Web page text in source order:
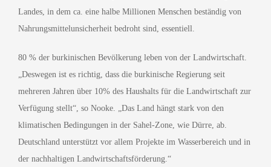
Landes, in dem ca. eine halbe Millionen Menschen beständig von
Nahrungsmittelunsicherheit bedroht sind, essentiell.
80 % der burkinischen Bevölkerung leben von der Landwirtschaft.
„Deswegen ist es richtig, dass die burkinische Regierung seit
mehreren Jahren über 10% des Haushalts für die Landwirtschaft zur
Verfügung stellt“, so Nooke. „Das Land hängt stark von den
klimatischen Bedingungen in der Sahel-Zone, wie Dürre, ab.
Deutschland unterstützt vor allem Projekte im Wasserbereich und in
der nachhaltigen Landwirtschaftsförderung.“